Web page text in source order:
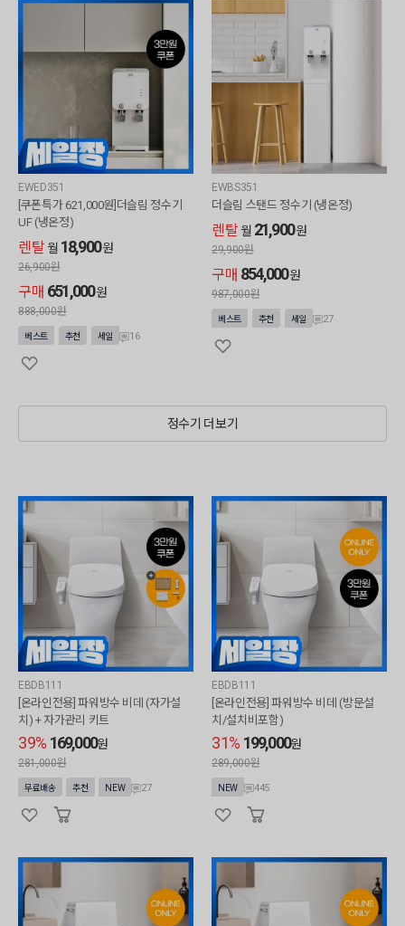
EWED351
[쿠폰특가 621,000원]더슬림 정수기
UF (냉온정)
렌탈 월 18,900원
26,900원
구매 651,000원
888,000원
베스트 추천 세일 16
EWBS351
더슬림 스탠드 정수기 (냉온정)
렌탈 월 21,900원
29,900원
구매 854,000원
987,000원
베스트 추천 세일 27
정수기 더보기
EBDB111
[온라인전용] 파워방수 비데 (자가설
치) + 자가관리 키트
39% 169,000원
281,000원
무료배송 추천 NEW 27
EBDB111
[온라인전용] 파워방수 비데 (방문설
치/설치비포함)
31% 199,000원
289,000원
NEW 445